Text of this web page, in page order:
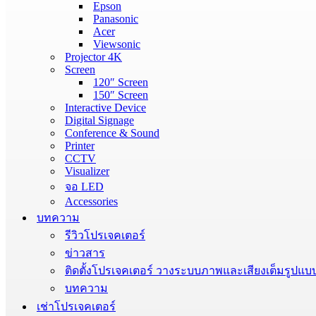
Epson
Panasonic
Acer
Viewsonic
Projector 4K
Screen
120″ Screen
150″ Screen
Interactive Device
Digital Signage
Conference & Sound
Printer
CCTV
Visualizer
จอ LED
Accessories
บทความ
รีวิวโปรเจคเตอร์
ข่าวสาร
ติดตั้งโปรเจคเตอร์ วางระบบภาพและเสียงเต็มรูปแบ
บทความ
เช่าโปรเจคเตอร์